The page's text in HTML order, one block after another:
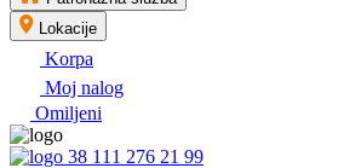
Lokacije
Korpa
Moj nalog
Omiljeni
38 111 276 21 99